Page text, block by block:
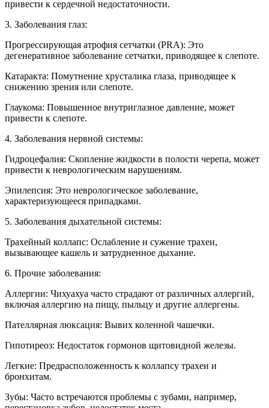
привести к сердечной недостаточности.
3. Заболевания глаз:
Прогрессирующая атрофия сетчатки (PRA): Это
дегенеративное заболевание сетчатки, приводящее к слепоте.
Катаракта: Помутнение хрусталика глаза, приводящее к
снижению зрения или слепоте.
Глаукома: Повышенное внутриглазное давление, может
привести к слепоте.
4. Заболевания нервной системы:
Гидроцефалия: Скопление жидкости в полости черепа, может
привести к неврологическим нарушениям.
Эпилепсия: Это неврологическое заболевание,
характеризующееся припадками.
5. Заболевания дыхательной системы:
Трахейный коллапс: Ослабление и сужение трахеи,
вызывающее кашель и затрудненное дыхание.
6. Прочие заболевания:
Аллергии: Чихуахуа часто страдают от различных аллергий,
включая аллергию на пищу, пыльцу и другие аллергены.
Пателлярная люксация: Вывих коленной чашечки.
Гипотиреоз: Недостаток гормонов щитовидной железы.
Легкие: Предрасположенность к коллапсу трахеи и
бронхитам.
Зубы: Часто встречаются проблемы с зубами, например,